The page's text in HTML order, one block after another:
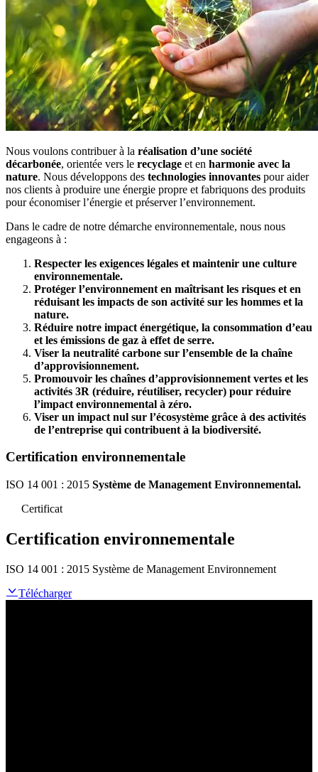
Nous voulons contribuer à la réalisation d’une société
décarbonée, orientée vers le recyclage et en harmonie avec la
nature. Nous développons des technologies innovantes pour aider
nos clients à produire une énergie propre et fabriquons des produits
pour économiser l’énergie et préserver l’environnement.
Dans le cadre de notre démarche environnementale, nous nous
engageons à :
Respecter les exigences légales et maintenir une culture
environnementale.
Protéger l’environnement en maîtrisant les risques et en
réduisant les impacts de son activité sur les hommes et la
nature.
Réduire notre impact énergétique, la consommation d’eau
et les émissions de gaz à effet de serre.
Viser la neutralité carbone sur l’ensemble de la chaîne
d’approvisionnement.
Promouvoir les chaînes d’approvisionnement vertes et les
activités 3R (réduire, réutiliser, recycler) pour réduire
l’impact environnemental à zéro.
Viser un impact nul sur l’écosystème grâce à des activités
de l’entreprise qui contribuent à la biodiversité.
Certification environnementale
ISO 14 001 : 2015 Système de Management Environnemental.
Certificat
Certification environnementale
ISO 14 001 : 2015 Système de Management Environnement
Télécharger